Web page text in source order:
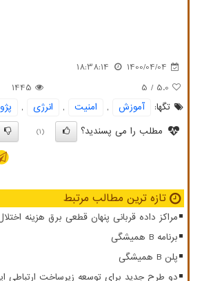
1400/04/04
18:38:14
5.0
/ 5
1445
تگها:
آموزش , امنیت , انرژی ,
مطلب را می پسندید؟
(1)
تازه ترین مطالب مرتبط
مراکز داده قربانی پنهان قطعی برق هزینه
برنامه B همیشگی
پلن B همیشگی
دو طرح جدید برای توسعه زیرساخت ارتباطی